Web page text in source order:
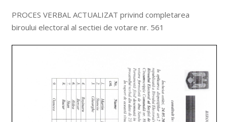
PROCES VERBAL ACTUALIZAT privind completarea
biroului electoral al sectiei de votare nr. 561